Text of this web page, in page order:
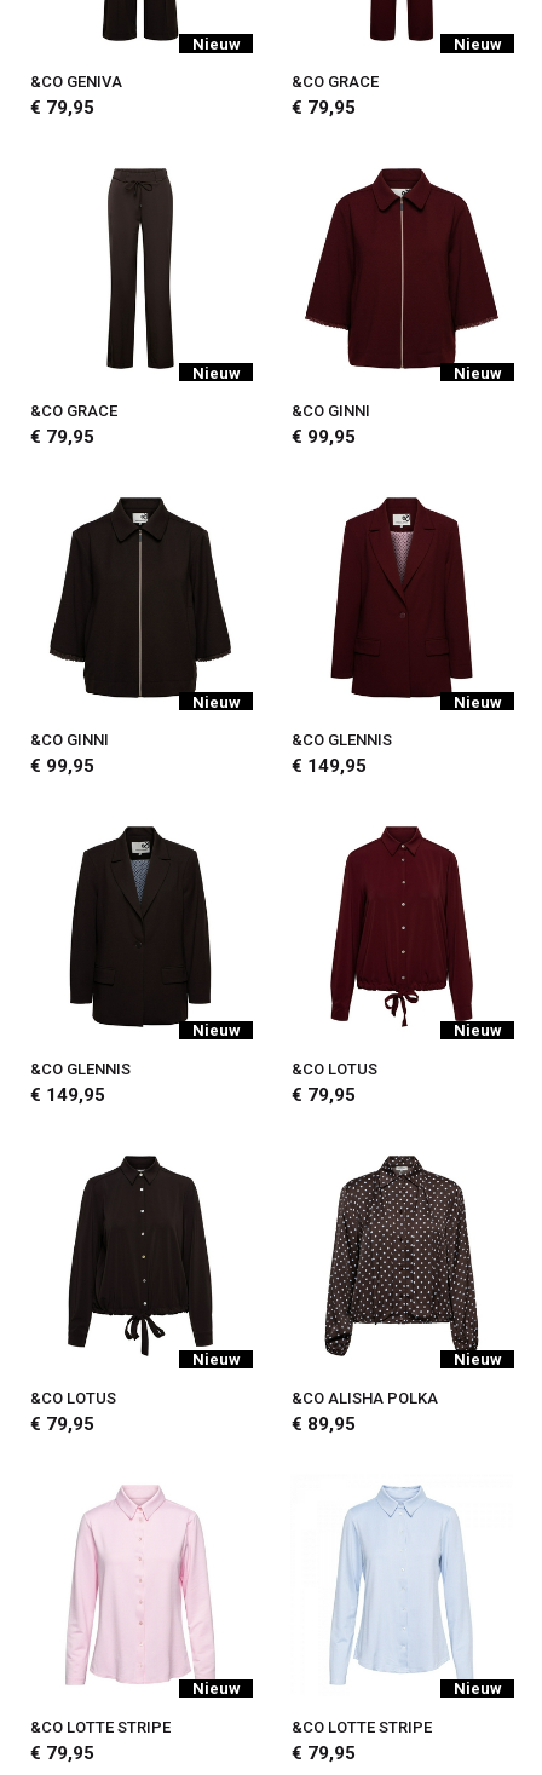
Nieuw
&CO GENIVA
€ 79,95
Nieuw
&CO GRACE
€ 79,95
Nieuw
&CO GRACE
€ 79,95
Nieuw
&CO GINNI
€ 99,95
Nieuw
&CO GINNI
€ 99,95
Nieuw
&CO GLENNIS
€ 149,95
Nieuw
&CO GLENNIS
€ 149,95
Nieuw
&CO LOTUS
€ 79,95
Nieuw
&CO LOTUS
€ 79,95
Nieuw
&CO ALISHA POLKA
€ 89,95
Nieuw
&CO LOTTE STRIPE
€ 79,95
Nieuw
&CO LOTTE STRIPE
€ 79,95